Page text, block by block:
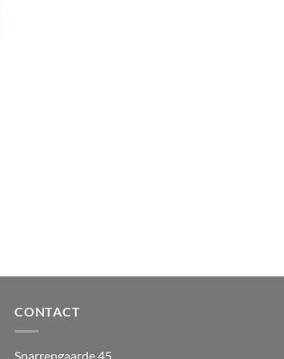
CONTACT
Sparrengaarde 45